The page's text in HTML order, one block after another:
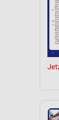
Geräte
Nicht-IAB-
Performance